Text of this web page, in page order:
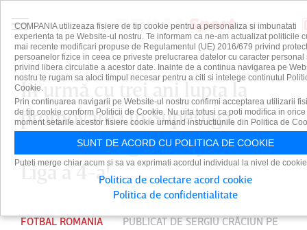
În urmă cu trei ani lupta la
promovarea în Superligă,
acum a retrogradat sportiv în
Liga a 4-a!
FOTBAL ROMANIA PUBLICAT DESERGIU CRĂCIUNPE
COMPANIA utilizeaza fisiere de tip cookie pentru a personaliza si imbunatati
experienta ta pe Website-ul nostru. Te informam ca ne-am actualizat politicile
mai recente modificari propuse de Regulamentul (UE) 2016/679 privind
persoanelor fizice in ceea ce priveste prelucrarea datelor cu caracter personal
privind libera circulatie a acestor date. Inainte de a continua navigarea pe
nostru te rugam sa aloci timpul necesar pentru a citi si intelege continutul
Cookie.
Prin continuarea navigarii pe Website-ul nostru confirmi acceptarea utilizarii
de tip cookie conform Politicii de Cookie. Nu uita totusi ca poti modifica in orice
moment setarile acestor fisiere cookie urmand instructiunile din Politica de
SUNT DE ACORD CU POLITICA DE COOKIE
Puteti merge chiar acum si sa va exprimati acordul individual la nivel de
Politica de colectare acord cookie
Politica de confidentialitate